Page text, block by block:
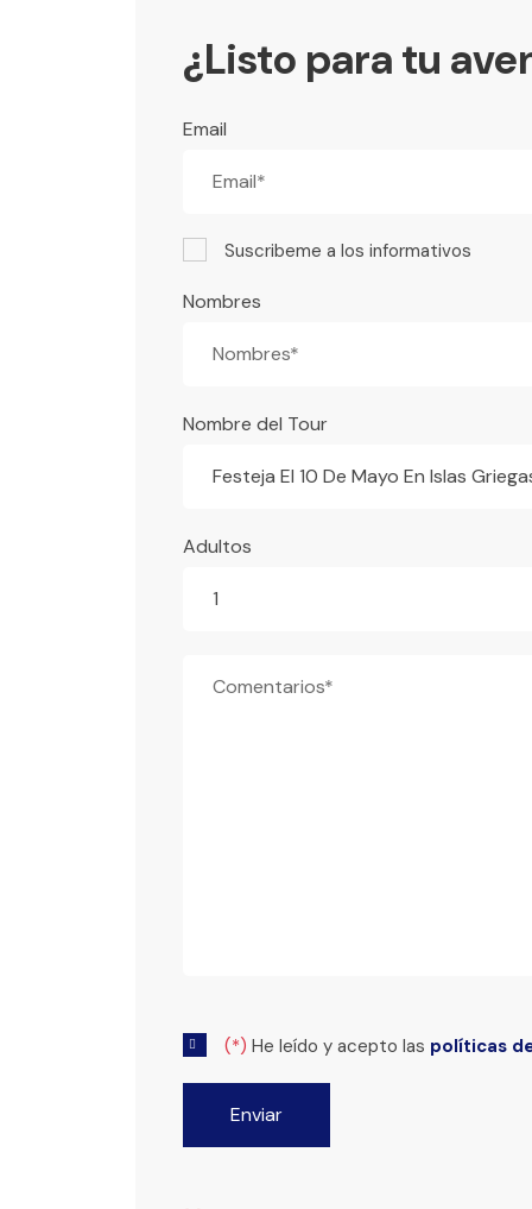
¿Listo para tu
Email
Suscribeme a los informativos
Nombres
Nombre del Tour
Festeja El 10 De Mayo En Islas
Adultos
(*) He leído y acepto las políticas